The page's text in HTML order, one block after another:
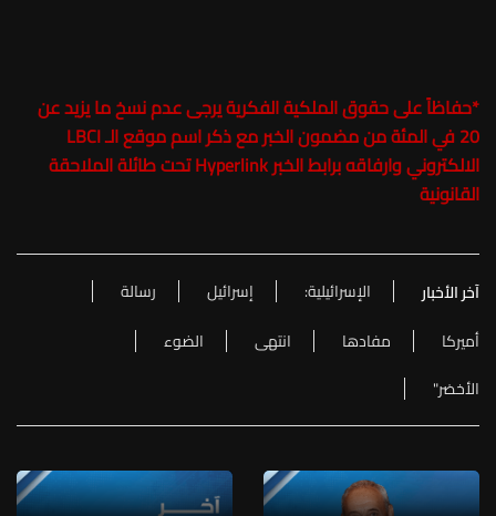
*حفاظاً على حقوق الملكية الفكرية يرجى عدم نسخ ما يزيد عن
20 في المئة من مضمون الخبر مع ذكر اسم موقع الـ LBCI
الالكتروني وارفاقه برابط الخبر Hyperlink تحت طائلة الملاحقة
القانونية
آخر الأخبار الإسرائيلية: إسرائيل
رسالة
أميركا
مفادها انتهى
الضوء
الأخضر"